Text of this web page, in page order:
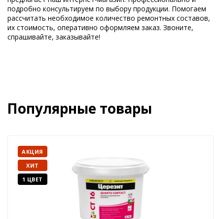
подробно консультируем по выбору продукции. Помогаем
рассчитать необходимое количество ремонтных составов,
их стоимость, оперативно оформляем заказ. Звоните,
спрашивайте, заказывайте!
Популярные товары
АКЦИЯ
ХИТ
1 ЦВЕТ